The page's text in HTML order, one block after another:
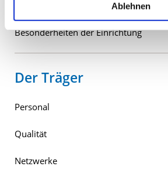
Ablehnen
Besonderheiten der Einrichtung
Der Träger
Personal
Qualität
Netzwerke